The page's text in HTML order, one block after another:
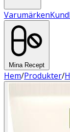
Varumärken
Mina Recept
Hem/Produkter/